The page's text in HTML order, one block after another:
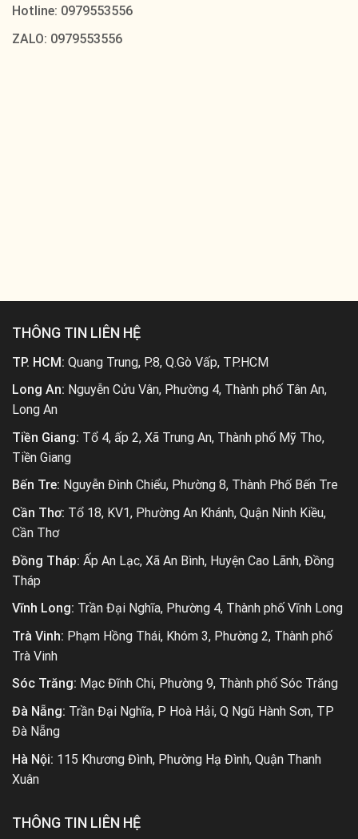
Hotline: 0979553556
ZALO: 0979553556
THÔNG TIN LIÊN HỆ
TP. HCM: Quang Trung, P.8, Q.Gò Vấp, TP.HCM
Long An: Nguyễn Cửu Vân, Phường 4, Thành phố Tân An,
Long An
Tiền Giang: Tổ 4, ấp 2, Xã Trung An, Thành phố Mỹ Tho,
Tiền Giang
Bến Tre: Nguyễn Đình Chiểu, Phường 8, Thành Phố Bến Tre
Cần Thơ: Tổ 18, KV1, Phường An Khánh, Quận Ninh Kiều,
Cần Thơ
Đồng Tháp: Ấp An Lạc, Xã An Bình, Huyện Cao Lãnh, Đồng
Tháp
Vĩnh Long: Trần Đại Nghĩa, Phường 4, Thành phố Vĩnh Long
Trà Vinh: Phạm Hồng Thái, Khóm 3, Phường 2, Thành phố
Trà Vinh
Sóc Trăng: Mạc Đĩnh Chi, Phường 9, Thành phố Sóc Trăng
Đà Nẵng: Trần Đại Nghĩa, P Hoà Hải, Q Ngũ Hành Sơn, TP
Đà Nẵng
Hà Nội: 115 Khương Đình, Phường Hạ Đình, Quận Thanh
Xuân
THÔNG TIN LIÊN HỆ